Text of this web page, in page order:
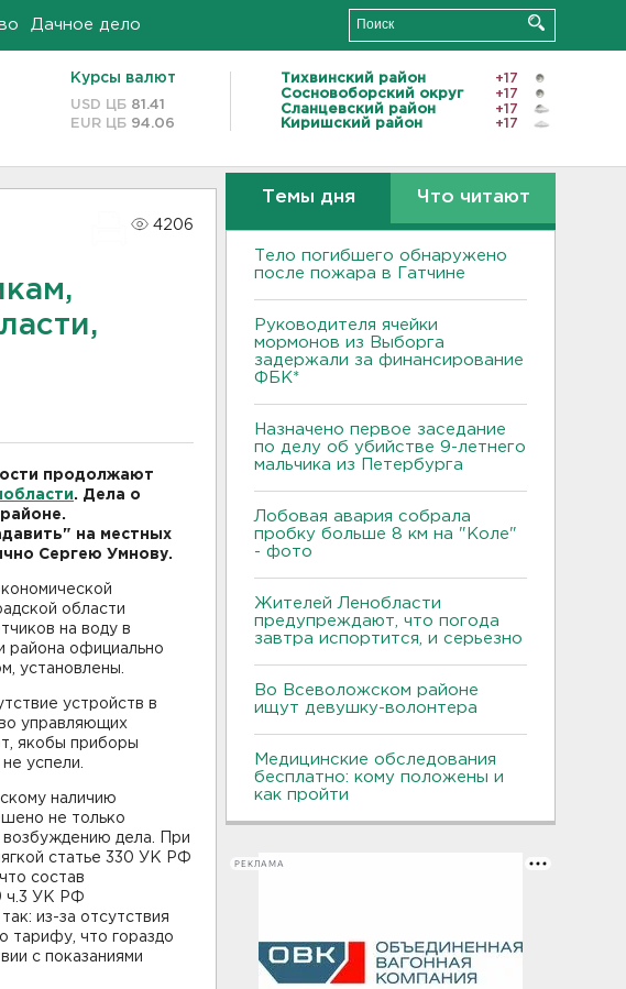
Дачное дело
Курсы валют
USD ЦБ 81.41
EUR ЦБ 94.06
Тихвинский район
+17
Сосновоборский округ
+17
Сланцевский район
+17
Киришский район
+17
4206
продолжают
. Дела о
на местных
Сергею Умнову.
области
на воду в
района официально
установлены.
устройств в
управляющих
якобы приборы
успели.
наличию
не только
возбуждению дела. При
статье 330 УК РФ
состав
ч.3 УК РФ
из-за отсутствия
тарифу, что гораздо
с показаниями
Темы дня Что читают
Тело погибшего обнаружено
после пожара в Гатчине
Руководителя ячейки
мормонов из Выборга
задержали за финансирование
ФБК*
Назначено первое заседание
по делу об убийстве 9-летнего
мальчика из Петербурга
Лобовая авария собрала
пробку больше 8 км на "Коле"
- фото
Жителей Ленобласти
предупреждают, что погода
завтра испортится, и серьезно
Во Всеволожском районе
ищут девушку-волонтера
Медицинские обследования
бесплатно: кому положены и
как пройти
РЕКЛАМА